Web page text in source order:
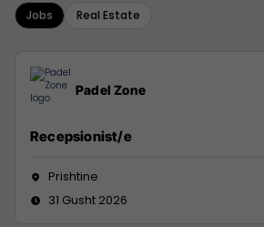
Jobs Real Estate
Padel Zone
Recepsionist/e
Prishtine
31 Gusht 2026